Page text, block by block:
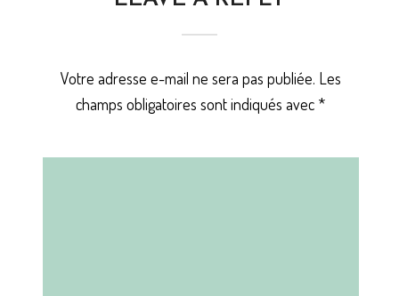
Votre adresse e-mail ne sera pas publiée. Les
champs obligatoires sont indiqués avec *